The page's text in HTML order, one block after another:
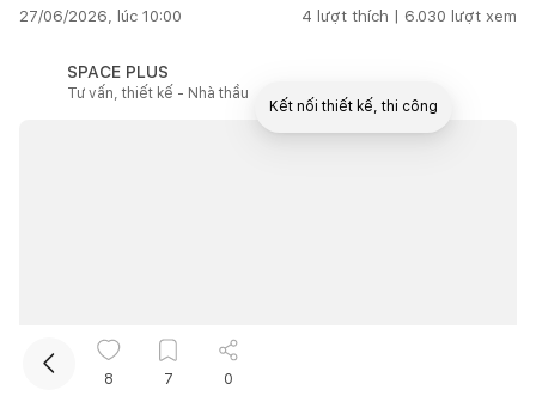
27/06/2026, lúc 10:00 4 lượt thích | 6.030 lượt xem
SPACE PLUS
Tư vấn, thiết kế - Nhà thầu
8 7 0
Kết nối thiết kế, thi công